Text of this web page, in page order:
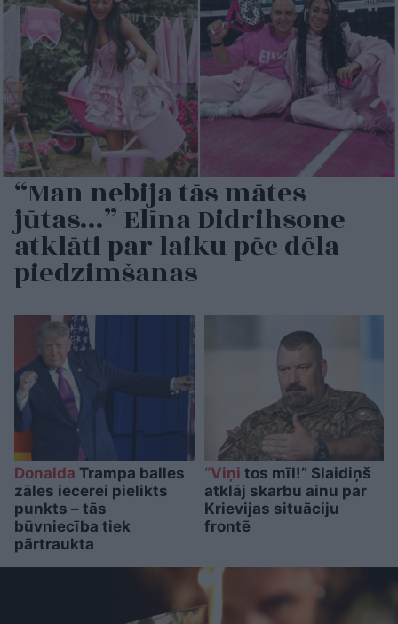
“Man nebija tās mātes
jūtas…” Elīna Didrihsone
atklāti par laiku pēc dēla
piedzimšanas
Donalda Trampa balles
zāles iecerei pielikts
punkts – tās
būvniecība tiek
pārtraukta
“Viņi tos mīl!” Slaidiņš
atklāj skarbu ainu par
Krievijas situāciju
frontē